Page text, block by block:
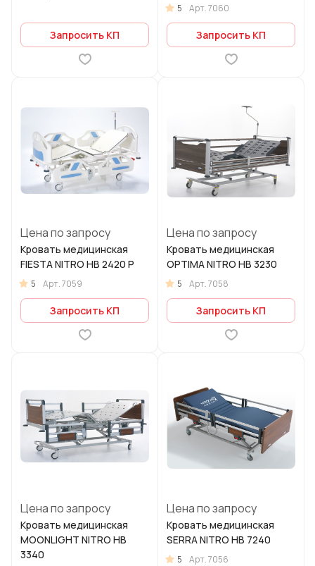
Запросить КП
5 Арт.7060
Запросить КП
Цена по запросу
Кровать медицинская
FIESTA NITRO HB 2420 P
5 Арт.7059
Запросить КП
Цена по запросу
Кровать медицинская
OPTIMA NITRO HB 3230
5 Арт.7058
Запросить КП
Цена по запросу
Кровать медицинская
MOONLIGHT NITRO HB
3340
Цена по запросу
Кровать медицинская
SERRA NITRO HB 7240
5 Арт.7056